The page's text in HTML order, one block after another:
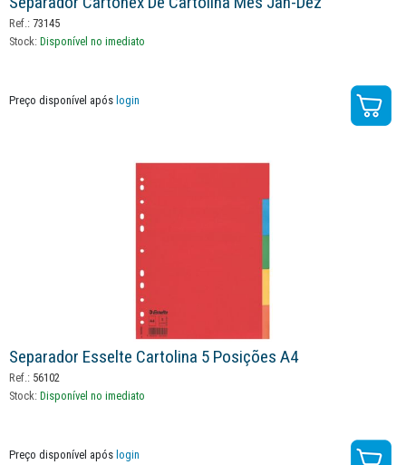
Ref.: 73145
Stock: Disponível no imediato
Preço disponível após login
Separador Esselte Cartolina 5 Posições A4
Ref.: 56102
Stock: Disponível no imediato
Preço disponível após login